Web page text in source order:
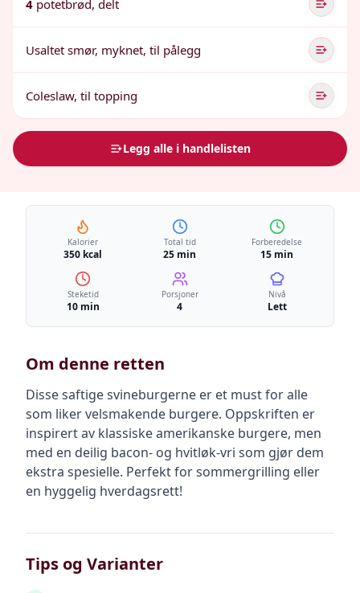
4 potetbrød, delt
Usaltet smør, myknet, til pålegg
Coleslaw, til topping
Legg alle i handlelisten
Kalorier
350 kcal
Total tid
25 min
Forberedelse
15 min
Steketid
10 min
Porsjoner
4
Nivå
Lett
Om denne retten
Disse saftige svineburgerne er et must for alle
som liker velsmakende burgere. Oppskriften er
inspirert av klassiske amerikanske burgere, men
med en deilig bacon- og hvitløk-vri som gjør dem
ekstra spesielle. Perfekt for sommergrilling eller
en hyggelig hverdagsrett!
Tips og Varianter